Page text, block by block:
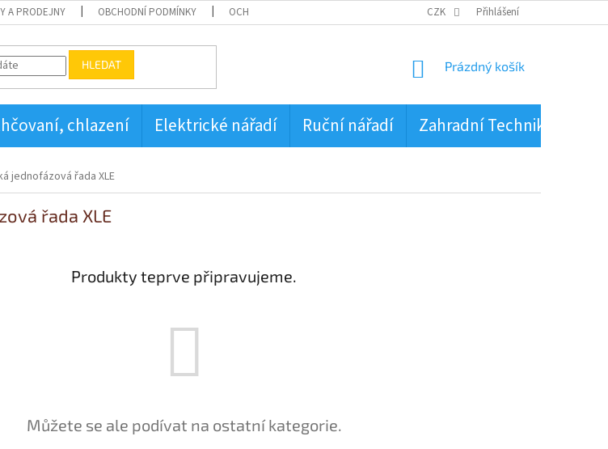
A PRODEJNY OBCHODNÍ PODMÍNKY OCHRANA OSOBNÍCH ÚDAJŮ CZK Přihlášení
HLEDAT
NÁKUPNÍ
Prázdný košík
chlazení Elektrické nářadí Ruční nářadí Zahradní Technika
jednofázová řada XLE
řada XLE
Produkty teprve připravujeme.
Můžete se ale podívat na ostatní kategorie.